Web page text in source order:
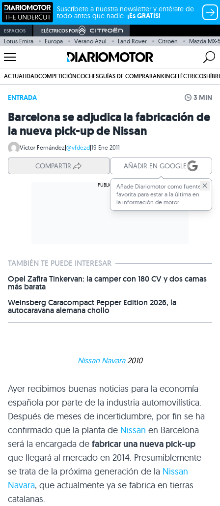
Suscríbete a nuestra newsletter y entérate de
todo antes que nadie. ¡Es GRATIS!
ESPACIOS ELÉCTRICOS POR
Lotus Emira Europa Verano Azul Land Rover Citroën Mazda MX-5
ACTUALIDADCOMPETICIÓNCOCHESGUÍAS DE COMPRARANKINGELÉCTRICOS
ENTRADA 3 MIN
Barcelona se adjudica la fabricación de
la nueva pick-up de Nissan
Víctor Fernández|@vfdezd|19 Ene 2011
COMPARTIR AÑADIR EN GOOGLE
Añade Diariomotor como fuente
favorita para estar a la última en
la información de motor.
TAMBIÉN TE PUEDE INTERESAR
Opel Zafira Tinkervan: la camper con 180 CV y dos camas
más barata
Weinsberg Caracompact Pepper Edition 2026, la
autocaravana alemana chollo
Nissan Navara2010
Ayer recibimos buenas noticias para la economía
española por parte de la industria automovilística.
Después de meses de incertidumbre, por fin se ha
confirmado que la planta de Nissan en Barcelona
será la encargada de fabricar una nueva pick-up
que llegará al mercado en 2014. Presumiblemente
se trata de la próxima generación de la Nissan
Navara, que actualmente ya se fabrica en tierras
catalanas.